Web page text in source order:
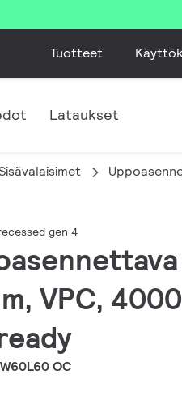
Tuotteet
Lataukset
gen 4
VPC,
OC